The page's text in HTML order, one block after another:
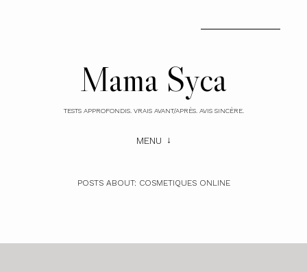
Mama Syca
TESTS APPROFONDIS. VRAIS AVANT/APRÈS. AVIS SINCÈRE.
MENU
POSTS ABOUT: COSMETIQUES ONLINE